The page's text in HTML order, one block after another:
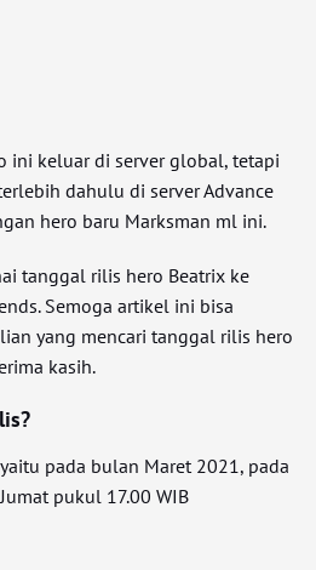
ini keluar di server global, tetapi
dahulu di server Advance
hero baru Marksman ml ini.
tanggal rilis hero Beatrix ke
Semoga artikel ini bisa
yang mencari tanggal rilis hero
kasih.
pada bulan Maret 2021, pada
pukul 17.00 WIB